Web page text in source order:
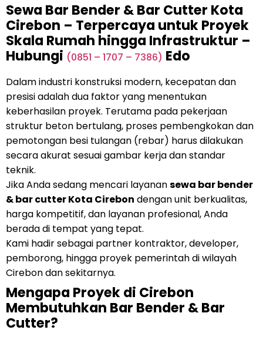
Sewa Bar Bender & Bar Cutter Kota
Cirebon – Terpercaya untuk Proyek
Skala Rumah hingga Infrastruktur –
Hubungi (0851 – 1707 – 7386) Edo
Dalam industri konstruksi modern, kecepatan dan
presisi adalah dua faktor yang menentukan
keberhasilan proyek. Terutama pada pekerjaan
struktur beton bertulang, proses pembengkokan dan
pemotongan besi tulangan (rebar) harus dilakukan
secara akurat sesuai gambar kerja dan standar
teknik.
Jika Anda sedang mencari layanansewa bar bender
& bar cutter Kota Cirebon dengan unit berkualitas,
harga kompetitif, dan layanan profesional, Anda
berada di tempat yang tepat.
Kami hadir sebagai partner kontraktor, developer,
pemborong, hingga proyek pemerintah di wilayah
Cirebon dan sekitarnya.
Mengapa Proyek di Cirebon
Membutuhkan Bar Bender & Bar
Cutter?